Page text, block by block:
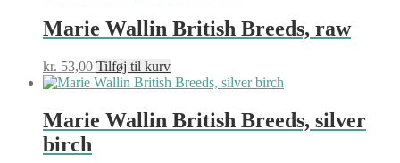
Marie Wallin British Breeds, raw
kr. 53,00 Tilføj til kurv
Marie Wallin British Breeds, silver
birch